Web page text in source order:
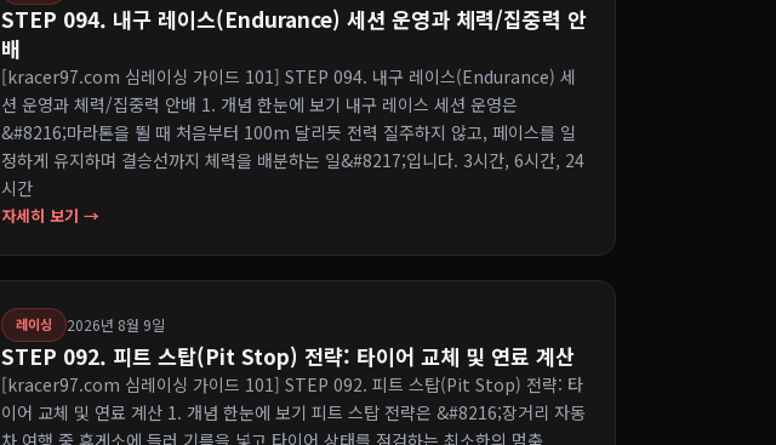
STEP 094. 내구 레이스(Endurance) 세션 운영과 체력/집중력 안
배
[kracer97.com 심레이싱 가이드 101] STEP 094. 내구 레이스(Endurance) 세
션 운영과 체력/집중력 안배 1. 개념 한눈에 보기 내구 레이스 세션 운영은
&#8216;마라톤을 뛸 때 처음부터 100m 달리듯 전력 질주하지 않고, 페이스를 일
정하게 유지하며 결승선까지 체력을 배분하는 일&#8217;입니다. 3시간, 6시간, 24
시간
자세히 보기 →
레이싱 2026년 8월 9일
STEP 092. 피트 스탑(Pit Stop) 전략: 타이어 교체 및 연료 계산
[kracer97.com 심레이싱 가이드 101] STEP 092. 피트 스탑(Pit Stop) 전략: 타
이어 교체 및 연료 계산 1. 개념 한눈에 보기 피트 스탑 전략은 &#8216;장거리 자동
차 여행 중 휴게소에 들러 기름을 넣고 타이어 상태를 점검하는 최소한의 멈춤